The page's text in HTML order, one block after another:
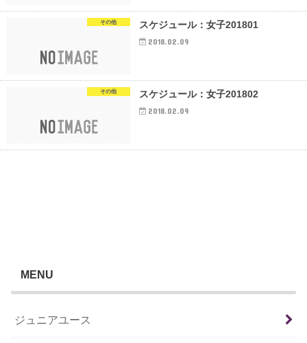
その他 スケジュール：女子201801
2018.02.09
その他 スケジュール：女子201802
2018.02.09
MENU
ジュニアユース